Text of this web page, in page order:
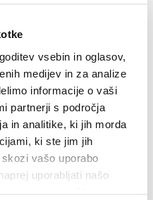
vsebin in oglasov,
medijev in za analize
informacije o vaši
partnerji s področja
in analitike, ki jih morda
ki ste jim jih
vašo uporabo
uporabljati našo
terenskih podatkih, ki
in 2017 zbrali na
in Jugovzhodni
s pomočjo izzivanja
kateri predvajajo
nato poslušajo, ali se
območja z manj
z gozdom ter v